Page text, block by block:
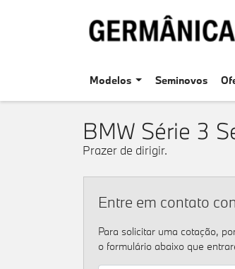
Modelos Seminovos
BMW Série 3
Prazer de dirigir.
Entre em contato
Para solicitar uma cotação,
o formulário abaixo que